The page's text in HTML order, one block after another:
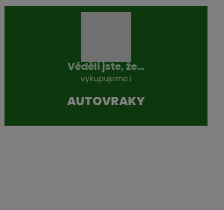
Věděli jste, že...
vykupujeme i
AUTOVRAKY